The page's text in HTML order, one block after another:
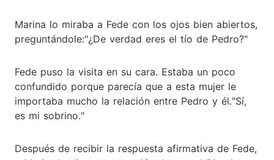
Marina lo miraba a Fede con los ojos bien abiertos,
preguntándole:"¿De verdad eres el tío de Pedro?"
Fede puso la visita en su cara. Estaba un poco
confundido porque parecía que a esta mujer le
importaba mucho la relación entre Pedro y él."Sí,
es mi sobrino."
Después de recibir la respuesta afirmativa de Fede,